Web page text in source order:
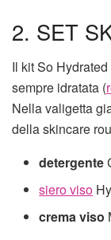
2. SET
Il kit So
sempre idratata (
Nella valigetta
della skincare
detergente
siero viso
crema viso